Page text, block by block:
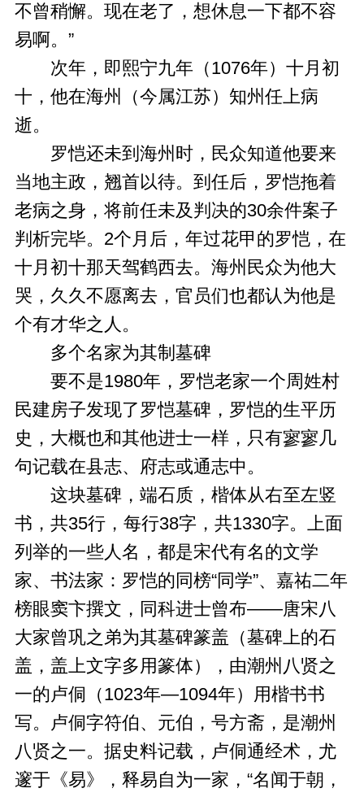
不曾稍懈。现在老了，想休息一下都不容
易啊。”
次年，即熙宁九年（1076年）十月初
十，他在海州（今属江苏）知州任上病
逝。
罗恺还未到海州时，民众知道他要来
当地主政，翘首以待。到任后，罗恺拖着
老病之身，将前任未及判决的30余件案子
判析完毕。2个月后，年过花甲的罗恺，在
十月初十那天驾鹤西去。海州民众为他大
哭，久久不愿离去，官员们也都认为他是
个有才华之人。
多个名家为其制墓碑
要不是1980年，罗恺老家一个周姓村
民建房子发现了罗恺墓碑，罗恺的生平历
史，大概也和其他进士一样，只有寥寥几
句记载在县志、府志或通志中。
这块墓碑，端石质，楷体从右至左竖
书，共35行，每行38字，共1330字。上面
列举的一些人名，都是宋代有名的文学
家、书法家：罗恺的同榜“同学”、嘉祐二年
榜眼窦卞撰文，同科进士曾布——唐宋八
大家曾巩之弟为其墓碑篆盖（墓碑上的石
盖，盖上文字多用篆体），由潮州八贤之
一的卢侗（1023年—1094年）用楷书书
写。卢侗字符伯、元伯，号方斋，是潮州
八贤之一。据史料记载，卢侗通经术，尤
邃于《易》，释易自为一家，“名闻于朝，